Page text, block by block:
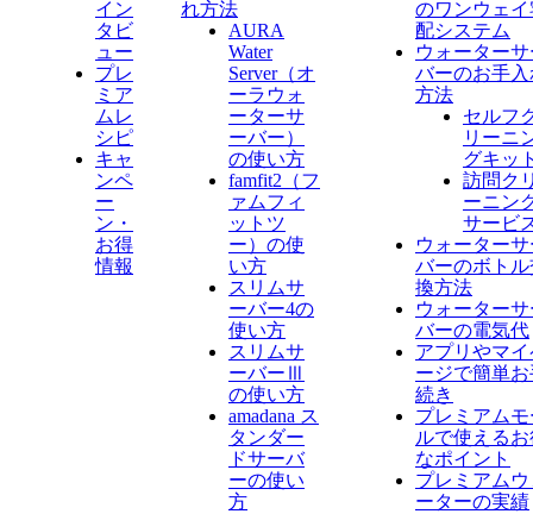
イン
タビ
ュー
プレ
ミア
ムレ
シピ
キャ
ンペ
ー
ン・
お得
情報
れ方法
AURA
Water
Server​（オ
ーラウォ
ーターサ
ーバー）
の使い方
famfit2（フ
ァムフィ
ットツ
ー）の使
い方
スリムサ
ーバー4の
使い方
スリムサ
ーバーⅢ
の使い方
amadana ス
タンダー
ドサーバ
ーの使い
方
のワンウェイ
配システム
ウォーター
バーのお手入
方法
セルフ
リーニ
グキッ
訪問ク
ーニン
サービ
ウォーター
バーのボトル
換方法
ウォーター
バーの電気代
アプリやマイ
ージで簡単お
続き
プレミアムモ
ルで使えるお
なポイント
プレミアムウ
ーターの実績